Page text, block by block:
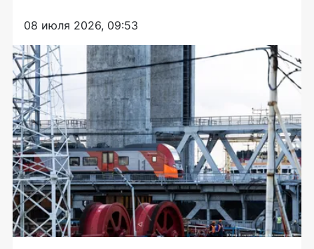
08 июля 2026, 09:53